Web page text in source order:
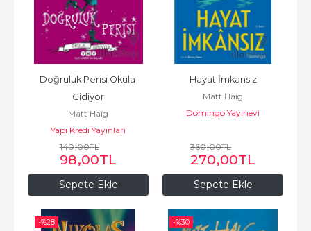
Sepete Ekle
Doğruluk Perisi Okula
Gidiyor
Matt Haig
Yapı Kredi Yayınları
140,00TL
98,00TL
Sepete Ekle
Hayat İmkansız
Matt Haig
Domingo Yayınevi
360,00TL
270,00TL
-%28 -%30